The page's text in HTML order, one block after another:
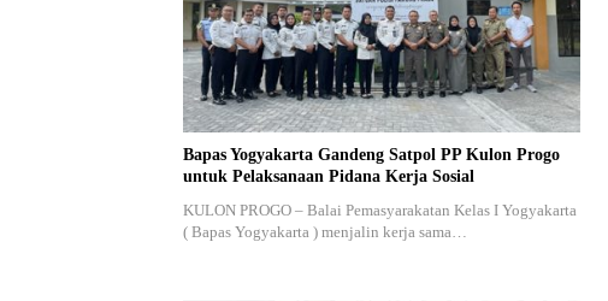
Bapas Yogyakarta Gandeng Satpol PP Kulon Progo
untuk Pelaksanaan Pidana Kerja Sosial
KULON PROGO – Balai Pemasyarakatan Kelas I Yogyakarta
( Bapas Yogyakarta ) menjalin kerja sama…